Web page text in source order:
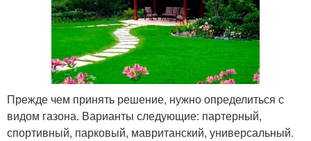
Прежде чем принять решение, нужно определиться с
видом газона. Варианты следующие: партерный,
спортивный, парковый, мавританский, универсальный.